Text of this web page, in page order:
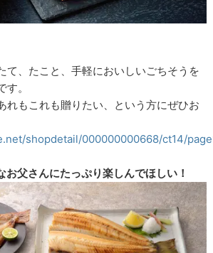
て、たこと、手軽においしいごちそうを
。
れもこれも贈りたい、という方にぜひお
shopdetail/000000000668/ct14/
父さんにたっぷり楽しんでほしい！